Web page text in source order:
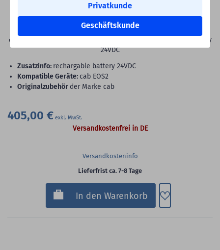
Privatkunde
Geschäftskunde
Art-Nr.: 5542640
cab Akkupack für cab EOS2
cab Akkupack, Kompatible Geräte: cab EOS2, rechargable battery
24VDC
Zusatzinfo: rechargable battery 24VDC
Kompatible Geräte: cab EOS2
Originalzubehör der Marke cab
405,00 €
Versandkostenfrei in DE
Versandkosteninfo
Lieferfrist ca. 7-8 Tage
In den Warenkorb Zum